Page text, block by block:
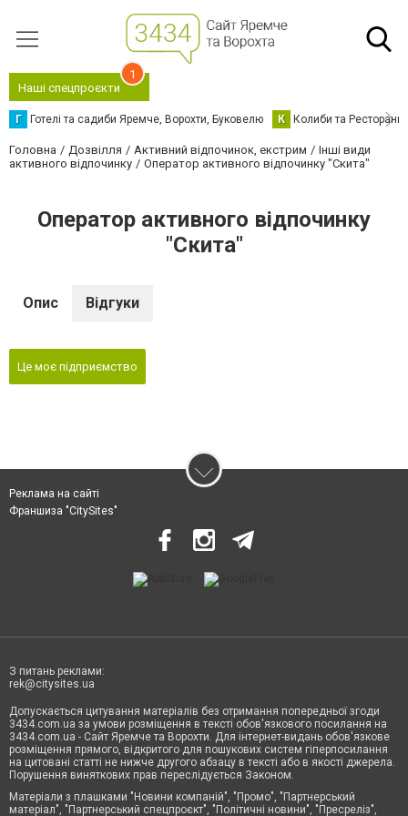
Наші спецпроєкти
1
Г Готелі та садиби Яремче, Ворохти, Буковелю К Колиби та Ресторани
Головна Дозвілля Активний відпочинок, екстрим
Інші види
активного відпочинку
Оператор активного відпочинку "Скита"
Оператор активного відпочинку
"Скита"
Опис Відгуки
Це моє підприємство
Реклама на сайті
Франшиза "CitySites"
З питань реклами:
rek@citysites.ua
Допускається цитування матеріалів без отримання попередньої згоди
3434.com.ua за умови розміщення в тексті обов'язкового посилання на
3434.com.ua - Сайт Яремче та Ворохти. Для інтернет-видань обов'язкове
розміщення прямого, відкритого для пошукових систем гіперпосилання
на цитовані статті не нижче другого абзацу в тексті або в якості джерела.
Порушення виняткових прав переслідується Законом.
Матеріали з плашками "Новини компаній", "Промо", "Партнерський
матеріал", "Партнерський спецпроєкт", "Політичні новини", "Пресреліз",